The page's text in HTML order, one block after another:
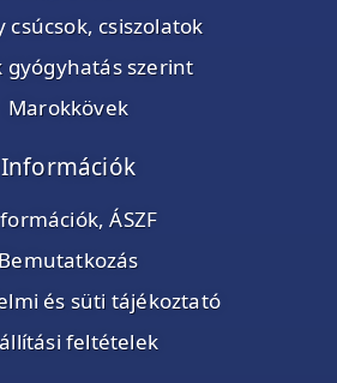
csúcsok, csiszolatok
gyógyhatás szerint
Marokkövek
Információk
ÁSZF
Bemutatkozás
és süti tájékoztató
feltételek